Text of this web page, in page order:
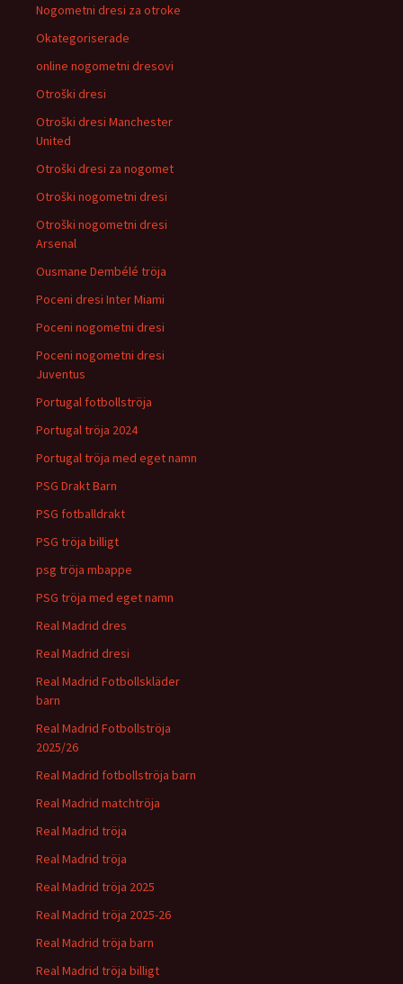
Nogometni dresi za otroke
Okategoriserade
online nogometni dresovi
Otroški dresi
Otroški dresi Manchester
United
Otroški dresi za nogomet
Otroški nogometni dresi
Otroški nogometni dresi
Arsenal
Ousmane Dembélé tröja
Poceni dresi Inter Miami
Poceni nogometni dresi
Poceni nogometni dresi
Juventus
Portugal fotbollströja
Portugal tröja 2024
Portugal tröja med eget namn
PSG Drakt Barn
PSG fotballdrakt
PSG tröja billigt
psg tröja mbappe
PSG tröja med eget namn
Real Madrid dres
Real Madrid dresi
Real Madrid Fotbollskläder
barn
Real Madrid Fotbollströja
2025/26
Real Madrid fotbollströja barn
Real Madrid matchtröja
Real Madrid tröja
Real Madrid tröja
Real Madrid tröja 2025
Real Madrid tröja 2025-26
Real Madrid tröja barn
Real Madrid tröja billigt